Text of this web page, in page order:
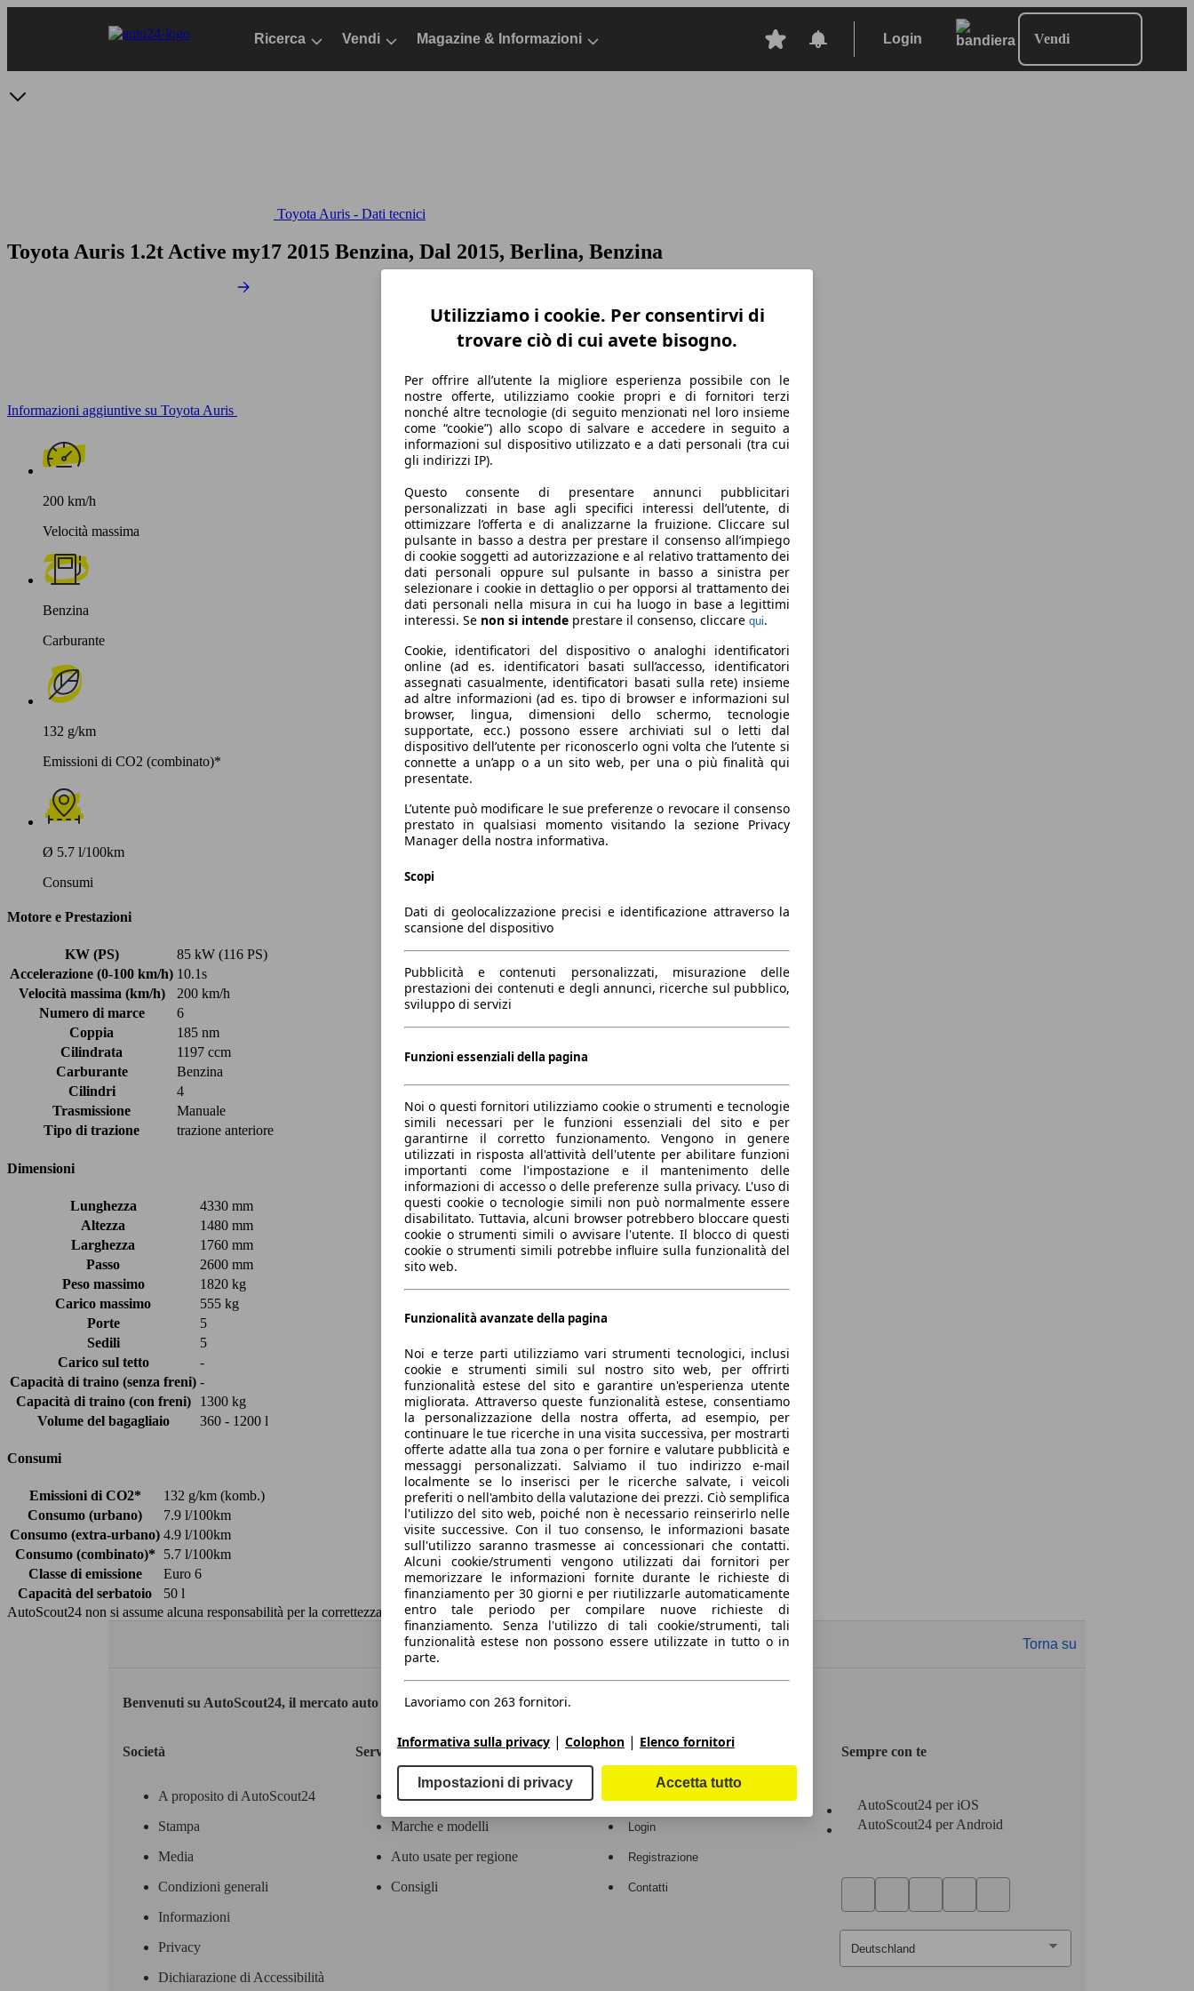
Ricerca Vendi Magazine & Informazioni Login Vendi
Toyota Auris - Dati tecnici
Toyota Auris 1.2t Active my17 2015 Benzina, Dal 2015, Berlina, Benzina
Informazioni aggiuntive su Toyota Auris
200 km/h
Velocità massima
Benzina
Carburante
132 g/km
Emissioni di CO2 (combinato)*
Ø 5.7 l/100km
Consumi
Motore e Prestazioni
KW (PS)
85 kW (116 PS)
Accelerazione (0-100 km/h) 10.1s
Velocità massima (km/h)
200 km/h
Numero di marce
6
Coppia
185 nm
Cilindrata
1197 ccm
Carburante
Benzina
Cilindri
4
Trasmissione
Manuale
Tipo di trazione
trazione anteriore
Dimensioni
Lunghezza
4330 mm
Altezza
1480 mm
Larghezza
1760 mm
Passo
2600 mm
Peso massimo
1820 kg
Carico massimo
555 kg
Porte
5
Sedili
5
Carico sul tetto
-
Capacità di traino (senza freni) -
Capacità di traino (con freni)
1300 kg
Volume del bagagliaio
360 - 1200 l
Consumi
Emissioni di CO2*
132 g/km (komb.)
Consumo (urbano)
7.9 l/100km
Consumo (extra-urbano) 4.9 l/100km
Consumo (combinato)*
5.7 l/100km
Classe di emissione
Euro 6
Capacità del serbatoio
50 l
AutoScout24 non si assume alcuna responsabilità per la correttezza dei dati.
Torna su
Benvenuti su AutoScout24, il mercato auto europeo.
Società
A proposito di AutoScout24
Stampa
Media
Condizioni generali
Informazioni
Privacy
Dichiarazione di Accessibilità
Servizi
Contatti
Marche e modelli
Auto usate per regione
Consigli
Area rivenditori
Login
Registrazione
Contatti
Sempre con te
AutoScout24 per iOS
AutoScout24 per Android
Utilizziamo i cookie. Per consentirvi di
trovare ciò di cui avete bisogno.
Per offrire all’utente la migliore esperienza possibile con le
nostre offerte, utilizziamo cookie propri e di fornitori terzi
nonché altre tecnologie (di seguito menzionati nel loro insieme
come “cookie”) allo scopo di salvare e accedere in seguito a
informazioni sul dispositivo utilizzato e a dati personali (tra cui
gli indirizzi IP).
Questo consente di presentare annunci pubblicitari
personalizzati in base agli specifici interessi dell’utente, di
ottimizzare l’offerta e di analizzarne la fruizione. Cliccare sul
pulsante in basso a destra per prestare il consenso all’impiego
di cookie soggetti ad autorizzazione e al relativo trattamento dei
dati personali oppure sul pulsante in basso a sinistra per
selezionare i cookie in dettaglio o per opporsi al trattamento dei
dati personali nella misura in cui ha luogo in base a legittimi
interessi. Se non si intende prestare il consenso, cliccare qui.
Cookie, identificatori del dispositivo o analoghi identificatori
online (ad es. identificatori basati sull’accesso, identificatori
assegnati casualmente, identificatori basati sulla rete) insieme
ad altre informazioni (ad es. tipo di browser e informazioni sul
browser, lingua, dimensioni dello schermo, tecnologie
supportate, ecc.) possono essere archiviati sul o letti dal
dispositivo dell’utente per riconoscerlo ogni volta che l’utente si
connette a un’app o a un sito web, per una o più finalità qui
presentate.
L’utente può modificare le sue preferenze o revocare il consenso
prestato in qualsiasi momento visitando la sezione Privacy
Manager della nostra informativa.
Scopi
Dati di geolocalizzazione precisi e identificazione attraverso la
scansione del dispositivo
Pubblicità e contenuti personalizzati, misurazione delle
prestazioni dei contenuti e degli annunci, ricerche sul pubblico,
sviluppo di servizi
Funzioni essenziali della pagina
Noi o questi fornitori utilizziamo cookie o strumenti e tecnologie
simili necessari per le funzioni essenziali del sito e per
garantirne il corretto funzionamento. Vengono in genere
utilizzati in risposta all'attività dell'utente per abilitare funzioni
importanti come l'impostazione e il mantenimento delle
informazioni di accesso o delle preferenze sulla privacy. L'uso di
questi cookie o tecnologie simili non può normalmente essere
disabilitato. Tuttavia, alcuni browser potrebbero bloccare questi
cookie o strumenti simili o avvisare l'utente. Il blocco di questi
cookie o strumenti simili potrebbe influire sulla funzionalità del
sito web.
Funzionalità avanzate della pagina
Noi e terze parti utilizziamo vari strumenti tecnologici, inclusi
cookie e strumenti simili sul nostro sito web, per offrirti
funzionalità estese del sito e garantire un'esperienza utente
migliorata. Attraverso queste funzionalità estese, consentiamo
la personalizzazione della nostra offerta, ad esempio, per
continuare le tue ricerche in una visita successiva, per mostrarti
offerte adatte alla tua zona o per fornire e valutare pubblicità e
messaggi personalizzati. Salviamo il tuo indirizzo e-mail
localmente se lo inserisci per le ricerche salvate, i veicoli
preferiti o nell'ambito della valutazione dei prezzi. Ciò semplifica
l'utilizzo del sito web, poiché non è necessario reinserirlo nelle
visite successive. Con il tuo consenso, le informazioni basate
sull'utilizzo saranno trasmesse ai concessionari che contatti.
Alcuni cookie/strumenti vengono utilizzati dai fornitori per
memorizzare le informazioni fornite durante le richieste di
finanziamento per 30 giorni e per riutilizzarle automaticamente
entro tale periodo per compilare nuove richieste di
finanziamento. Senza l'utilizzo di tali cookie/strumenti, tali
funzionalità estese non possono essere utilizzate in tutto o in
parte.
Lavoriamo con 263 fornitori.
Informativa sulla privacy | Colophon | Elenco fornitori
Impostazioni di privacy Accetta tutto